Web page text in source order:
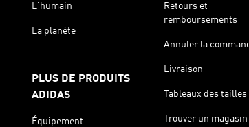
L'humain
La planète
PLUS DE PRODUITS
ADIDAS
Équipement
Retours et
remboursements
Annuler la
Livraison
Tableaux des tailles
Trouver un magasin